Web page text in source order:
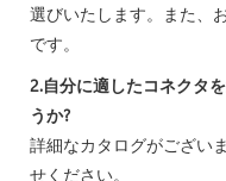
選びいたします。また、
です。
2.自分に適したコネクタ
うか?
詳細なカタログがござい
せください。